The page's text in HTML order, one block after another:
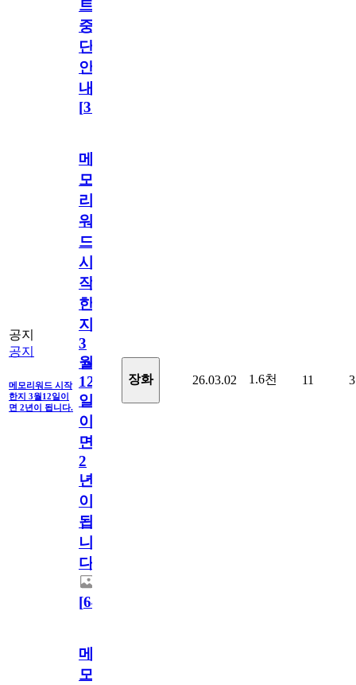
트
중
단
안
내
[31
공지
공지
메모리워드 시작
한지 3월12일이
면 2년이 됩니다.
메
모
리
워
드
시
작
한
지
3
월
12
일
이
면
2
년
이
됩
니
다.
[64
장화 26.03.02 1.6천 11 3
메
모